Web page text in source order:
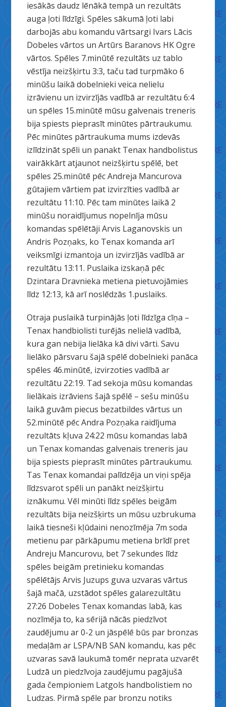
iesākās daudz lēnākā tempā un rezultāts
auga ļoti līdzīgi. Spēles sākumā ļoti labi
darbojās abu komandu vārtsargi Ivars Lācis
Dobeles vārtos un Artūrs Baranovs HK Ogre
vārtos. Spēles 7.minūtē rezultāts uz tablo
vēstīja neizšķirtu 3:3, taču tad turpmāko 6
minūšu laikā dobelnieki veica nelielu
izrāvienu un izvirzījās vadībā ar rezultātu 6:4
un spēles 15.minūtē mūsu galvenais treneris
bija spiests pieprasīt minūtes pārtraukumu.
Pēc minūtes pārtraukuma mums izdevās
izlīdzināt spēli un panakt Tenax handbolistus
vairākkārt atjaunot neizšķirtu spēlē, bet
spēles 25.minūtē pēc Andreja Mancurova
gūtajiem vārtiem pat izvirzīties vadībā ar
rezultātu 11:10. Pēc tam minūtes laikā 2
minūšu noraidījumus nopelnīja mūsu
komandas spēlētāji Arvis Laganovskis un
Andris Pozņaks, ko Tenax komanda arī
veiksmīgi izmantoja un izvirzījās vadībā ar
rezultātu 13:11. Puslaika izskaņā pēc
Dzintara Dravnieka metiena pietuvojāmies
līdz 12:13, kā arī noslēdzās 1.puslaiks.
Otraja puslaikā turpinājās ļoti līdzīga cīņa –
Tenax handbiolisti turējās nelielā vadībā,
kura gan nebija lielāka kā divi vārti. Savu
lielāko pārsvaru šajā spēlē dobelnieki panāca
spēles 46.minūtē, izvirzoties vadībā ar
rezultātu 22:19. Tad sekoja mūsu komandas
lielākais izrāviens šajā spēlē – sešu minūšu
laikā guvām piecus bezatbildes vārtus un
52.minūtē pēc Andra Pozņaka raidījuma
rezultāts kļuva 24:22 mūsu komandas labā
un Tenax komandas galvenais treneris jau
bija spiests pieprasīt minūtes pārtraukumu.
Tas Tenax komandai palīdzēja un viņi spēja
līdzsvarot spēli un panākt neizšķirtu
iznākumu. Vēl minūti līdz spēles beigām
rezultāts bija neizšķirts un mūsu uzbrukuma
laikā tiesneši kļūdaini nenozīmēja 7m soda
metienu par pārkāpumu metiena brīdī pret
Andreju Mancurovu, bet 7 sekundes līdz
spēles beigām pretinieku komandas
spēlētājs Arvis Juzups guva uzvaras vārtus
šajā mačā, uzstādot spēles galarezultātu
27:26 Dobeles Tenax komandas labā, kas
nozīmēja to, ka sērijā nācās piedzīvot
zaudējumu ar 0-2 un jāspēlē būs par bronzas
medaļām ar LSPA/NB SAN komandu, kas pēc
uzvaras savā laukumā tomēr neprata uzvarēt
Ludzā un piedzīvoja zaudējumu pagājušā
gada čempioniem Latgols handbolistiem no
Ludzas. Pirmā spēle par bronzu notiks